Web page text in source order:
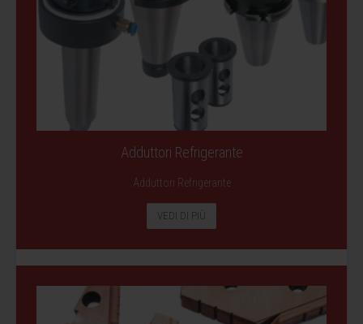
Adduttori Refrigerante
Adduttori Refrigerante
VEDI DI PIÙ